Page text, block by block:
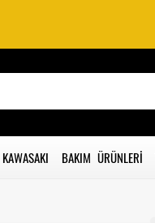
KAWASAKI BAKIM ÜRÜNLERI